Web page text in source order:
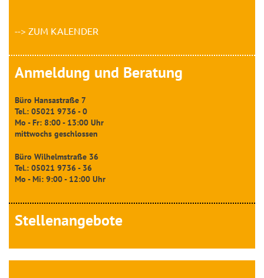
--> ZUM KALENDER
Anmeldung und Beratung
Büro Hansastraße 7
Tel.: 05021 9736 - 0
Mo - Fr: 8:00 - 13:00 Uhr
mittwochs geschlossen
Büro Wilhelmstraße 36
Tel.: 05021 9736 - 36
Mo - Mi: 9:00 - 12:00 Uhr
Stellenangebote